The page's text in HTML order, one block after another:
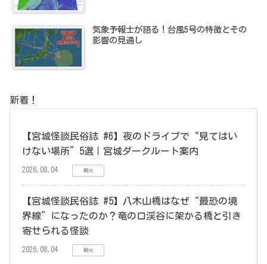
気象予報士が語る！台風5号の特徴とその
影響の見通し
新着！
【宮城怪談民俗誌 #6】夜のドライブで“見てはい
けない場所”5選｜宮城ダークルート案内
2026.08.04 観光
【宮城怪談民俗誌 #5】八木山橋はなぜ“最恐の境
界線”になったのか？竜の口渓谷に架かる橋と引き
寄せられる怪談
2026.08.04 観光